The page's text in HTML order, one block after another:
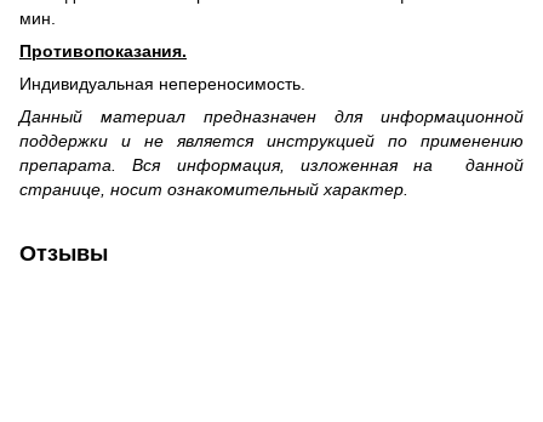
мин.
Противопоказания.
Индивидуальная непереносимость.
Данный материал предназначен для информационной
поддержки и не является инструкцией по применению
препарата. Вся информация, изложенная на данной
странице, носит ознакомительный характер.
Отзывы